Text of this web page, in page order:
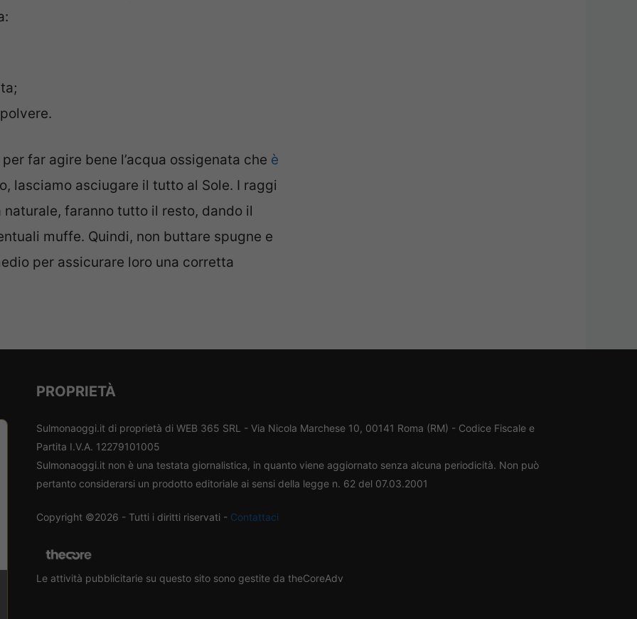
far agire bene l’acqua ossigenata che è
lasciamo asciugare il tutto al Sole. I raggi
naturale, faranno tutto il resto, dando il
muffe. Quindi, non buttare spugne e
per assicurare loro una corretta
PROPRIETÀ
Sulmonaoggi.it di proprietà di WEB 365 SRL - Via Nicola Marchese 10, 00141 Roma (RM) - Codice Fiscale e
Partita I.V.A. 12279101005
Sulmonaoggi.it non è una testata giornalistica, in quanto viene aggiornato senza alcuna periodicità. Non può
pertanto considerarsi un prodotto editoriale ai sensi della legge n. 62 del 07.03.2001
Copyright ©2026 - Tutti i diritti riservati - Contattaci
Le attività pubblicitarie su questo sito sono gestite da theCoreAdv